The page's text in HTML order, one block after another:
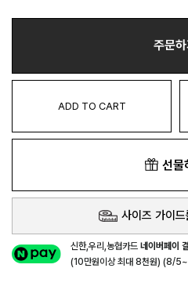
주문하
ADD TO CART
선물
사이즈 가이
신한,우리,농협카드네이버페이
(10만원이상 최대 8천원) (8/